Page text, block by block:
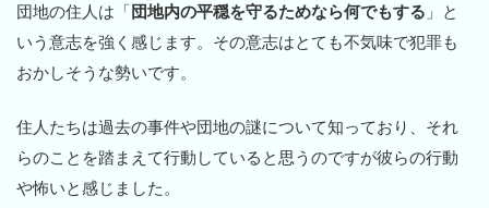
団地の住人は「 団地内の平穏を守るためなら何でもする 」と
いう意志を強く感じます。その意志はとても不気味で犯罪も
おかしそうな勢いです。
住人たちは過去の事件や団地の謎について知っており、それ
らのことを踏まえて行動していると思うのですが彼らの行動
や怖いと感じました。